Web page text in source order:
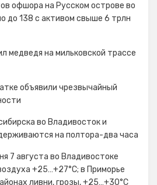
офшора на Русском острове во
до 138 с активом свыше 6 трлн
медведя на мильковской трассе
объявили чрезвычайный
во Владивосток и
на полтора-два часа
7 августа во Владивостоке
+25…+27°С; в Приморье
ливни, грозы, +25…+30°C